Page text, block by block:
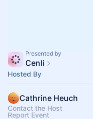
Presented by
Cenli
Hosted By
Cathrine Heuch
Contact the Host
Report Event